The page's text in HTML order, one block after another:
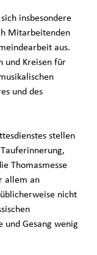
insbesondere
Mitarbeitenden
aus.
und Kreisen für
und des
stellen
Thomasmesse
allem an
nicht
und Gesang wenig